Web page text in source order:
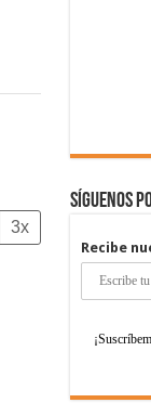
3x
Síguenos
Recibe